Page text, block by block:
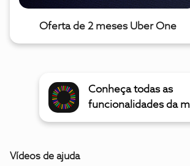
Oferta de 2 meses Uber One
Conheça todas as
funcionalidades da
Vídeos de ajuda